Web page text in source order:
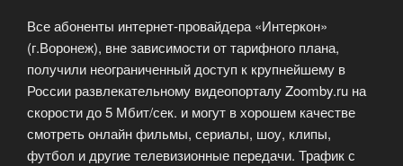
этом
сайте»
Все абоненты интернет-провайдера «Интеркон»
(г.Воронеж), вне зависимости от тарифного плана,
получили неограниченный доступ к крупнейшему в
России развлекательному видеопорталу Zoomby.ru на
скорости до 5 Мбит/сек. и могут в хорошем качестве
смотреть онлайн фильмы, сериалы, шоу, клипы,
футбол и другие телевизионные передачи. Трафик с